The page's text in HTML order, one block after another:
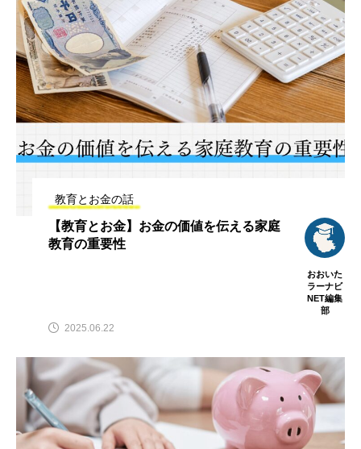
教育とお金の話
【教育とお金】お金の価値を伝える家庭
教育の重要性
おおいた
ラーナビ
NET編集
部
2025.06.22